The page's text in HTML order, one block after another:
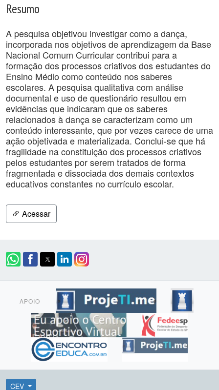
Resumo
A pesquisa objetivou investigar como a dança,
incorporada nos objetivos de aprendizagem da Base
Nacional Comum Curricular contribui para a
formação dos processos criativos dos estudantes do
Ensino Médio como conteúdo nos saberes
escolares. A pesquisa qualitativa com análise
documental e uso de questionário resultou em
evidências que indicaram que os saberes
relacionados à dança se caracterizam como um
conteúdo interessante, que por vezes carece de uma
ação objetivada e materializada. Conclui-se que há
fragilidade na constituição dos processos criativos
pelos estudantes por serem tratados de forma
fragmentada e dissociada dos demais contextos
educativos constantes no currículo escolar.
Acessar
APOIO
CEV